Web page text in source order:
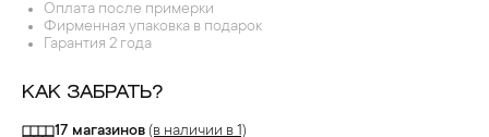
Оплата после примерки
Фирменная упаковка в подарок
Гарантия 2 года
КАК ЗАБРАТЬ?
17 магазинов (в наличии в 1)